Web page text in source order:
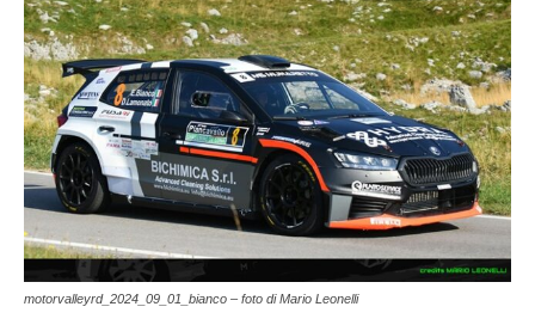
motorvalleyrd_2024_09_01_bianco – foto di Mario Leonelli